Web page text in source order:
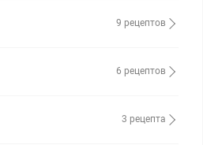
9 рецептов
6 рецептов
3 рецепта